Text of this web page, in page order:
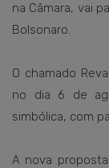
na Câmara, vai
Bolsonaro.
O chamado
no dia 6 de
simbólica, com
A nova